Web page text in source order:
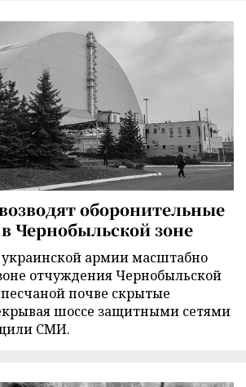
оборонительные
Чернобыльской зоне
армии масштабно
отчуждения Чернобыльской
почве скрытые
шоссе защитными сетями
СМИ.